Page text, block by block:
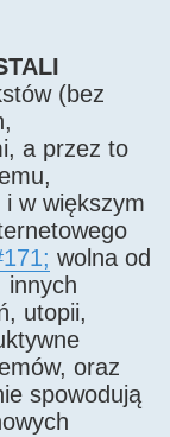
(bez
a przez to
i w większym
wolna od
innych
utopii,
oraz
spowodują